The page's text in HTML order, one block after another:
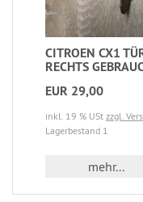
CITROEN CX1
RECHTS
EUR 29,00
inkl. 19 % USt zzgl.
Lagerbestand 1
mehr...